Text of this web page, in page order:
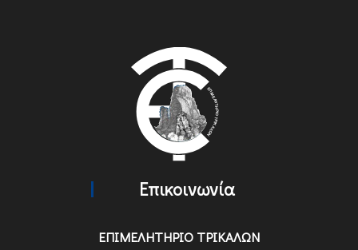
Επικοινωνία
ΕΠΙΜΕΛΗΤΗΡΙΟ ΤΡΙΚΑΛΩΝ